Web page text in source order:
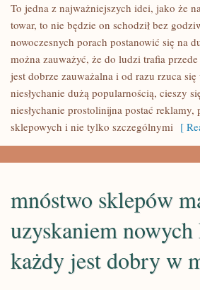
To jedna z najważniejszych idei, jako że
towar, to nie będzie on schodził bez
nowoczesnych porach postanowić się na
można zauważyć, że do ludzi trafia
jest dobrze zauważalna i od razu rzuca
niesłychanie dużą popularnością, cieszy
niesłychanie prostolinijna postać
sklepowych i nie tylko szczególnymi [
mnóstwo sklepów
uzyskaniem
każdy jest dobry w